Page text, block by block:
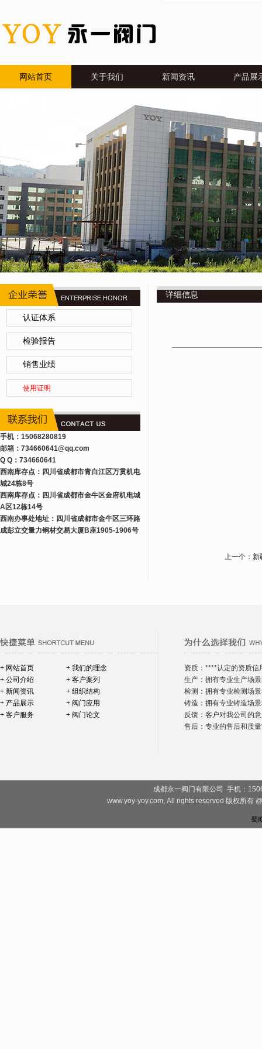
网站首页 关于我们 新闻资讯 产品展
认证体系
检验报告
销售业绩
使用证明
手机：15068280819
邮箱：734660641@qq.com
Q Q：734660641
西南库存点：四川省成都市青白江区万贯机电
城24栋8号
西南库存点：四川省成都市金牛区金府机电城
A区12栋14号
西南办事处地址：四川省成都市金牛区三环路
成彭立交量力钢材交易大厦B座1905-1906号
详细信息
上一个： 新
+ 网站首页
+ 我们的理念
+ 公司介绍
+ 客户案列
+ 新闻资讯
+ 组织结构
+ 产品展示
+ 阀门应用
+ 客户服务
+ 阀门论文
资质：****认定的资质信
生产：拥有专业生产场
检测：拥有专业检测场
铸造：拥有专业铸造场
反馈：客户对我公司的
售后：专业的售后和质
成都永一阀门有限公司 手机：
www.yoy-yoy.com, All rights reserved 版权所有
蜀